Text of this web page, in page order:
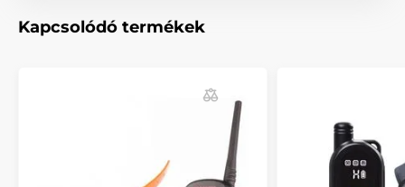
növelhető vagy csökkenthető az adón elhelyezett
gombok segítségével.
A Dogtra 4502 Edge adó- és
vevőkészüléke cserélhető és tölthető Li-Po
akkumulátorral rendelkezik. Kapacitásuk
Kapcsolódó termékek